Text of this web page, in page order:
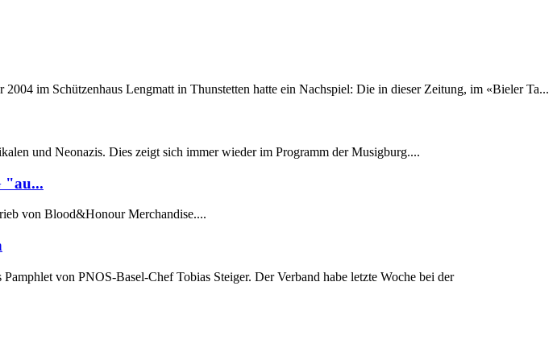
im Schützenhaus Lengmatt in Thunstetten hatte ein Nachspiel: Die in dieser Zeitung, im «Bieler Ta...
und Neonazis. Dies zeigt sich immer wieder im Programm der Musigburg....
"au...
von Blood&Honour Merchandise....
von PNOS-Basel-Chef Tobias Steiger. Der Verband habe letzte Woche bei der